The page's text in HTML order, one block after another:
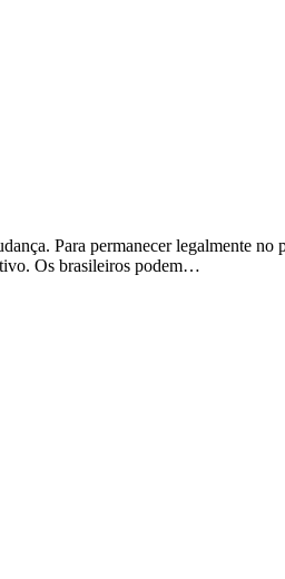
Para permanecer legalmente
Os brasileiros podem…